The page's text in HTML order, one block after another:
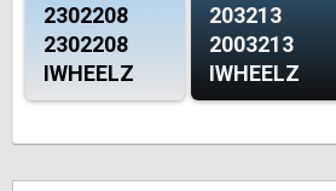
2302208
2302208
IWHEELZ
203213
2003213
IWHEELZ